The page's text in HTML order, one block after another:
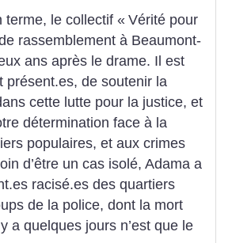
terme, le collectif « Vérité pour
rassemblement à Beaumont-
ans après le drame. Il est
présent.es, de soutenir la
cette lutte pour la justice, et
détermination face à la
populaires, et aux crimes
d’être un cas isolé, Adama a
racisé.es des quartiers
de la police, dont la mort
a quelques jours n’est que le